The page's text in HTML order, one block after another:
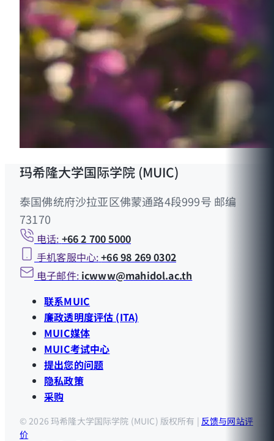
玛希隆大学国际学院 (MUIC)
泰国佛统府沙拉亚区佛蒙通路4段999号 邮编
73170
电话: +66 2 700 5000
手机客服中心:+66 98 269 0302
电子邮件: icwww@mahidol.ac.th
联系MUIC
廉政透明度评估 (ITA)
MUIC媒体
MUIC考试中心
提出您的问题
隐私政策
采购
© 2026 玛希隆大学国际学院 (MUIC) 版权所有 | 反馈与网站评
价